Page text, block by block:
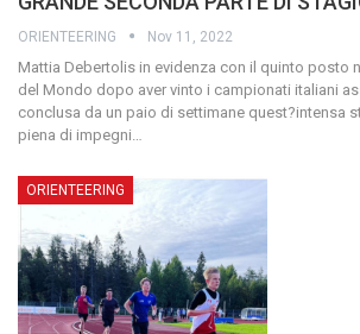
ORIENTEERING Nov 11, 2022
Mattia Debertolis in evidenza con il quinto posto
del Mondo dopo aver vinto i campionati italiani
conclusa da un paio di settimane quest?intensa
piena di impegni…
ORIENTEERING